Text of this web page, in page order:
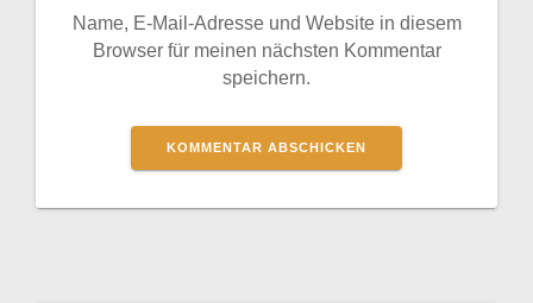
Name, E-Mail-Adresse und Website in diesem
Browser für meinen nächsten Kommentar
speichern.